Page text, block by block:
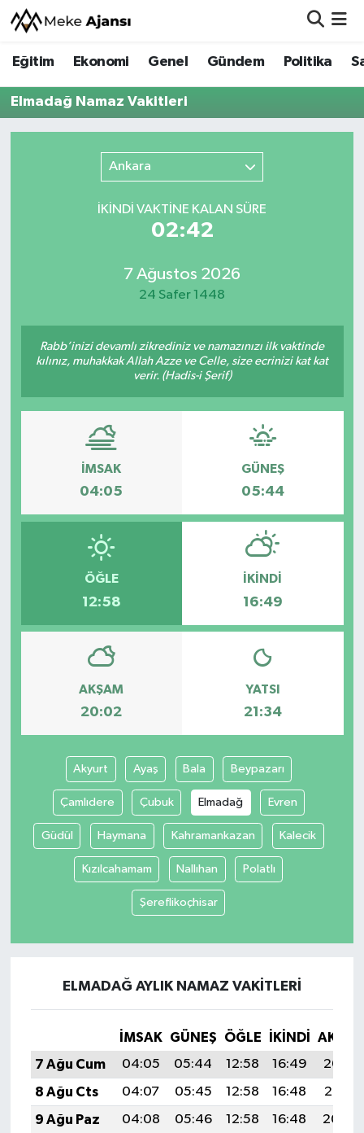
Eğitim Ekonomi Genel Gündem Politika
Elmadağ Namaz Vakitleri
Ankara
İKINDI VAKTİNE KALAN SÜRE
02:42
7 Ağustos 2026
24 Safer 1448
Rabb’inizi devamlı zikrediniz ve namazınızı ilk vaktinde
kılınız, muhakkak Allah Azze ve Celle, size ecrinizi kat kat
verir. (Hadis-i Şerif)
İMSAK
04:05
GÜNEŞ
05:44
ÖĞLE
12:58
İKINDI
16:49
AKŞAM
20:02
YATSI
21:34
Akyurt Ayaş Bala Beypazarı
Çamlıdere Çubuk Elmadağ Evren
Güdül Haymana Kahramankazan Kalecik
Kızılcahamam Nallıhan Polatlı
Şereflikoçhisar
ELMADAĞ AYLIK NAMAZ VAKITLERI
İMSAK GÜNEŞ ÖĞLE İKINDI
7 Ağu Cum
04:05 05:44 12:58 16:49
20:02
8 Ağu Cts
04:07 05:45 12:58 16:48
20:01
9 Ağu Paz
04:08 05:46 12:58 16:48
20:00
Eğitim
Ekonomi
Gündem
Spor
Nöbetçi Eczaneler
Hava Durumu
Trafik Durumu
Süper Lig Puan Durumu ve Fikstür
Tüm Manşetler
Haber Arşivi